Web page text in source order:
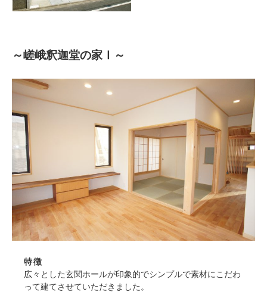
～嵯峨釈迦堂の家Ⅰ～
特徴
広々とした玄関ホールが印象的でシンプルで素材にこだわ
って建てさせていただきました。